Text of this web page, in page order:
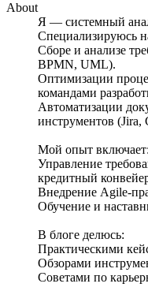
About
Я — системный
Специализируюсь
Сборе и анализе
BPMN, UML).
Оптимизации
командами
Автоматизации
инструментов (Jira,
Мой опыт включает:
Управление
кредитный
Внедрение Agile-
Обучение и
В блоге делюсь:
Практическими
Обзорами
Советами по